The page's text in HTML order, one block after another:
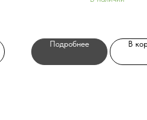
Подробнее В